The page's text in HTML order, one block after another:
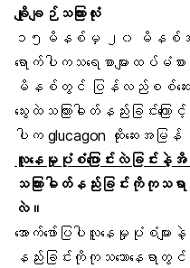
ချိုချဉ်သကြားလုံး
၁၅မိနစ်မှ ၂၀ မိနစ်အတွ
ရောက်ပါကသရေစာများထပ်မံ
မိနစ်တွင် ပြန်လည်စစ်ဆေး
သွေးထဲသကြားဓါတ်နည်းခြင်း
ပါက glucagon ထိုးဆေးအ
လူနေမှုပုံစံပြောင်းလဲခြင်းနဲ့
သကြားဓါတ်နည်းခြင်းကိုကု
လဲ။
အောက်ဖော်ပြပါလူနေမှုပုံစံများ
နည်းခြင်းကိုကုသသောနေရ